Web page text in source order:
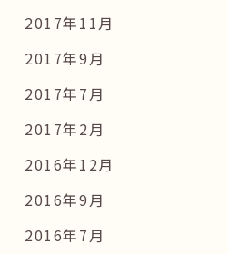
2017年11月
2017年9月
2017年7月
2017年2月
2016年12月
2016年9月
2016年7月